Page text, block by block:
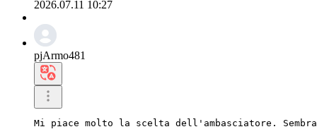
2026.07.11 10:27
pjArmo481
Mi piace molto la scelta dell'ambasciatore.